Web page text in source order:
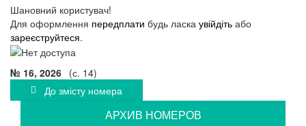
Шановний користувач!
Для оформлення передплати будь ласка увійдіть або
зареєструйтеся.
№ 16, 2026 (с. 14)
До змісту номера
АРХИВ НОМЕРОВ